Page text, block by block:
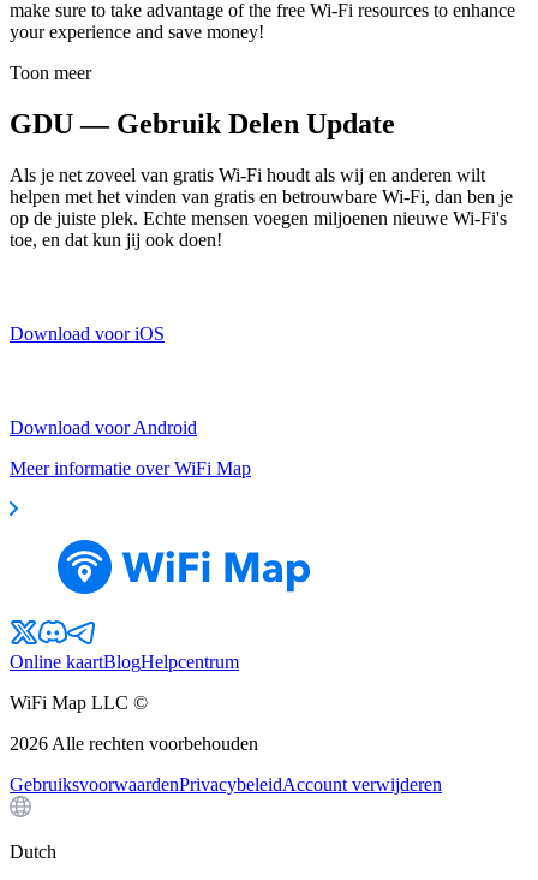
make sure to take advantage of the free Wi-Fi resources to enhance
your experience and save money!
Toon meer
GDU — Gebruik Delen Update
Als je net zoveel van gratis Wi-Fi houdt als wij en anderen wilt
helpen met het vinden van gratis en betrouwbare Wi-Fi, dan ben je
op de juiste plek. Echte mensen voegen miljoenen nieuwe Wi-Fi's
toe, en dat kun jij ook doen!
Download voor iOS
Download voor Android
Meer informatie over WiFi Map
Online kaartBlogHelpcentrum
WiFi Map LLC ©
2026 Alle rechten voorbehouden
GebruiksvoorwaardenPrivacybeleidAccount verwijderen
Dutch